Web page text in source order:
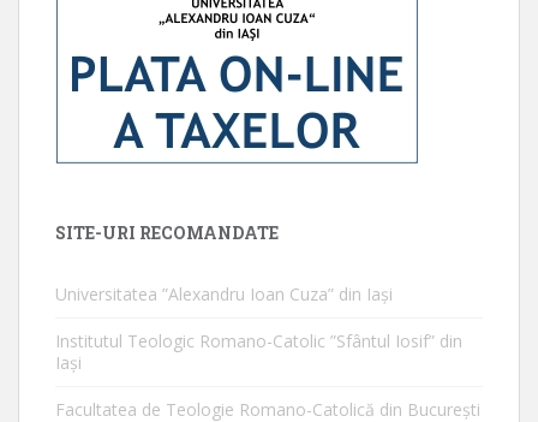
SITE-URI RECOMANDATE
Universitatea ”Alexandru Ioan Cuza” din Iaşi
Institutul Teologic Romano-Catolic ”Sfântul Iosif” din
Iaşi
Facultatea de Teologie Romano-Catolică din Bucureşti